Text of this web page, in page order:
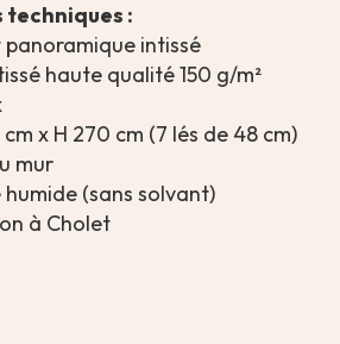
:
panoramique intissé
haute qualité 150 g/m²
x H 270 cm (7 lés de 48 cm)
mur
(sans solvant)
à Cholet